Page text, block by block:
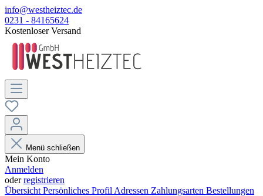
info@westheiztec.de
0231 - 84165624
Kostenloser Versand
Menü schließen
Mein Konto
Anmelden
oderregistrieren
Übersicht Persönliches Profil Adressen Zahlungsarten Bestellungen